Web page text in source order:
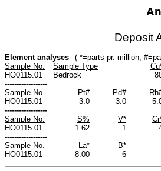
Deposit
Element analyses
( *=parts pr. million,
Sample No.
Sample Type
HO0115.01
Bedrock
------------------
Sample No.
Pt# Pd#
HO0115.01
3.0 -3.0 -
------------------
Sample No.
S% V*
HO0115.01
1.62 1
------------------
Sample No.
La*
B*
HO0115.01
8.00 6